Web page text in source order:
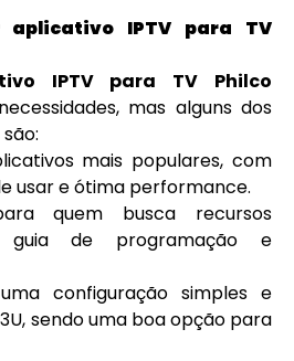
IPTV para TV
IPTV para TV Philco
mas alguns dos
mais populares, com
usar e ótima performance.
quem busca recursos
guia de programação e
configuração simples e
sendo uma boa opção para